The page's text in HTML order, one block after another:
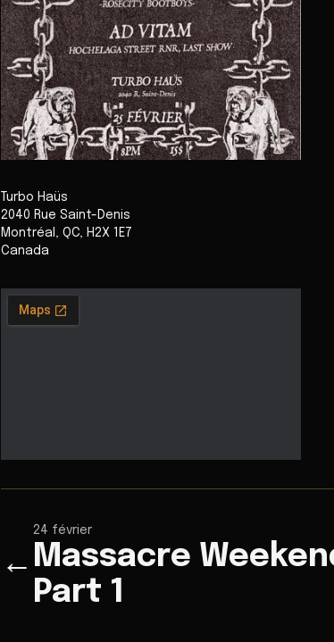
Turbo Haüs
2040 Rue Saint-Denis
Montréal , QC, H2X 1E7
Canada
←
24 février
Massacre
Part 1